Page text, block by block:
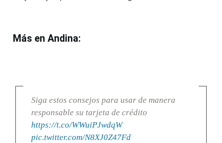
Más en Andina:
Siga estos consejos para usar de manera
responsable su tarjeta de crédito
https://t.co/WWuiPJwdqW
pic.twitter.com/N8XJ0Z47Fd